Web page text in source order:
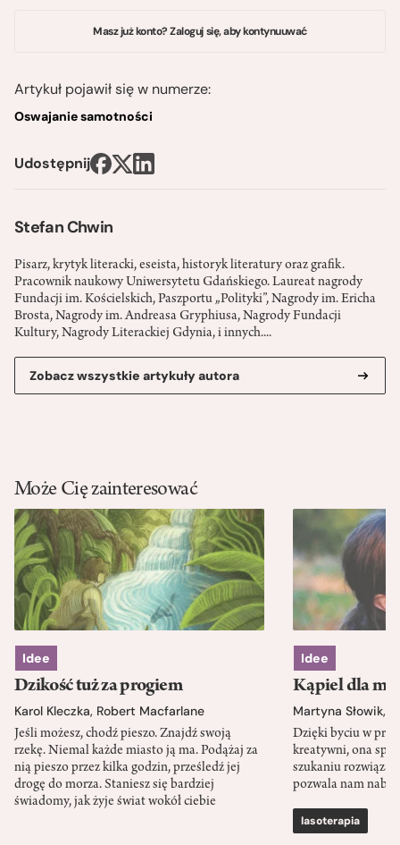
Stefan Chwin
Pisarz, krytyk literacki, eseista, historyk literatury oraz grafik.
Pracownik naukowy Uniwersytetu Gdańskiego. Laureat nagrody
Fundacji im. Kościelskich, Paszportu „Polityki”, Nagrody im. Ericha
Brosta, Nagrody im. Andreasa Gryphiusa, Nagrody Fundacji
Kultury, Nagrody Literackiej Gdynia, i innych....
Zobacz wszystkie artykuły autora
Masz już konto? Zaloguj się, aby kontynuuwać
Artykuł pojawił się w numerze:
Oswajanie samotności
Udostępnij
Może Cię zainteresować
Idee
Dzikość tuż za progiem
Karol Kleczka, Robert Macfarlane
Jeśli możesz, chodź pieszo. Znajdź swoją
rzekę. Niemal każde miasto ją ma. Podążaj za
nią pieszo przez kilka godzin, prześledź jej
drogę do morza. Staniesz się bardziej
świadomy, jak żyje świat wokół ciebie
Idee
Kąpiel dla
Martyna Słowik,
Dzięki byciu w
kreatywni, ona
szukaniu
pozwala nam
lasoterapia